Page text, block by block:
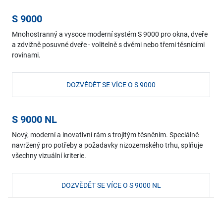
S 9000
Mnohostranný a vysoce moderní systém S 9000 pro okna, dveře
a zdvižně posuvné dveře - volitelně s dvěmi nebo třemi těsnícími
rovinami.
DOZVĚDĚT SE VÍCE O S 9000
S 9000 NL
Nový, moderní a inovativní rám s trojitým těsněním. Speciálně
navržený pro potřeby a požadavky nizozemského trhu, splňuje
všechny vizuální kriterie.
DOZVĚDĚT SE VÍCE O S 9000 NL